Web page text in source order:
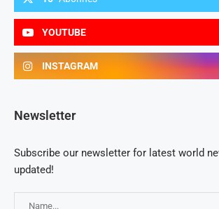
YOUTUBE
INSTAGRAM
Newsletter
Subscribe our newsletter for latest world
updated!